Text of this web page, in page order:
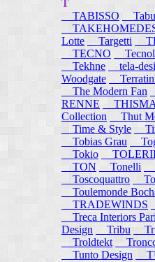
T
TABISSO
Tabu
Lotte
Targetti
TECNO
Tekhne
tela-
Woodgate
The Modern Fan
RENNE
Collection
Thut
Time & Style
Tobias Grau
Tokio
TON
Tonelli
Toscoquattro
Toulemonde
TRADEWINDS
Treca Interiors
Design
Tribu
Troldtekt
Tunto Design